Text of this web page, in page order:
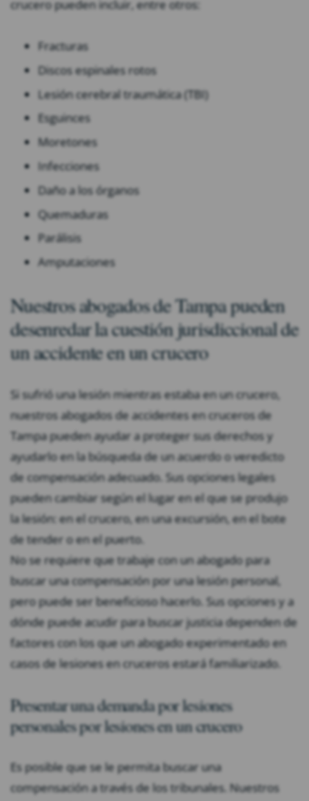
crucero pueden incluir, entre otros:
Fracturas
Discos espinales rotos
Lesión cerebral traumática (TBI)
Esguinces
Moretones
Infecciones
Daño a los órganos
Quemaduras
Parálisis
Amputaciones
Nuestros abogados de Tampa pueden
desenredar la cuestión jurisdiccional de
un accidente en un crucero
Si sufrió una lesión mientras estaba en un crucero,
nuestros abogados de accidentes en cruceros de
Tampa pueden ayudar a proteger sus derechos y
ayudarlo en la búsqueda de un acuerdo o veredicto
de compensación adecuado. Sus opciones legales
pueden cambiar según el lugar en el que se produjo
la lesión: en el crucero, en una excursión, en el bote
de tender o en el puerto.
No se requiere que trabaje con un abogado para
buscar una compensación por una lesión personal,
pero puede ser beneficioso hacerlo. Sus opciones y a
dónde puede acudir para buscar justicia dependen de
factores con los que un abogado experimentado en
casos de lesiones en cruceros estará familiarizado.
Presentar una demanda por lesiones
personales por lesiones en un crucero
Es posible que se le permita buscar una
compensación a través de los tribunales. Nuestros